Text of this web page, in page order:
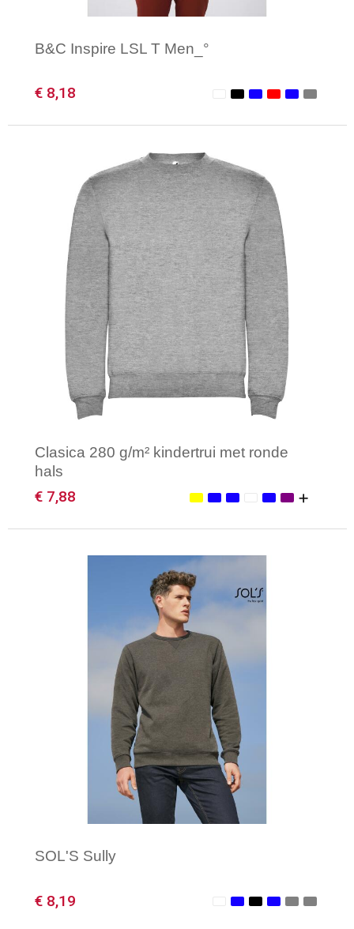
B&C Inspire LSL T Men_°
€ 8,18
Minimale afname: 1
Clasica 280 g/m² kindertrui met ronde
hals
€ 7,88
Minimale afname: 1
SOL'S Sully
€ 8,19